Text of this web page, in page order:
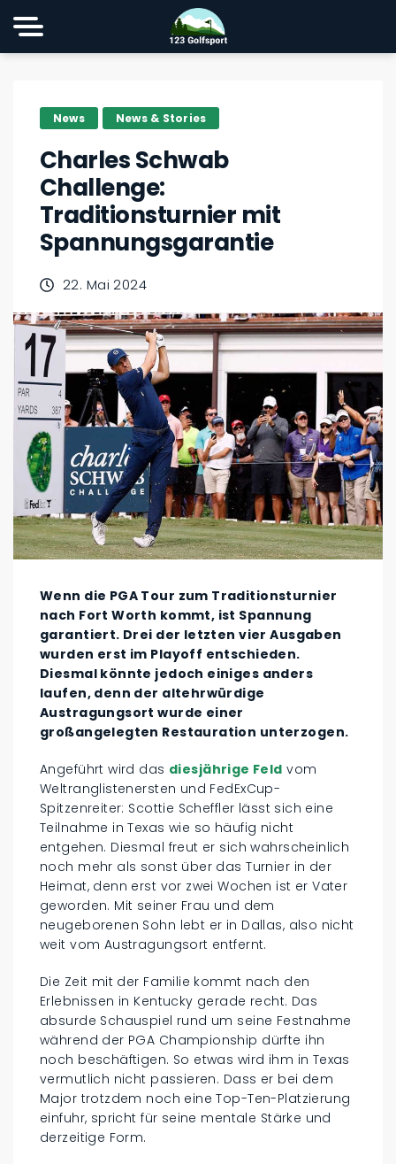
News News & Stories
Charles Schwab
Challenge:
Traditionsturnier mit
Spannungsgarantie
22. Mai 2024
Wenn die PGA Tour zum Traditionsturnier
nach Fort Worth kommt, ist Spannung
garantiert. Drei der letzten vier Ausgaben
wurden erst im Playoff entschieden.
Diesmal könnte jedoch einiges anders
laufen, denn der altehrwürdige
Austragungsort wurde einer
großangelegten Restauration unterzogen.
Angeführt wird das diesjährige Feld vom
Weltranglistenersten und FedExCup-
Spitzenreiter: Scottie Scheffler lässt sich eine
Teilnahme in Texas wie so häufig nicht
entgehen. Diesmal freut er sich wahrscheinlich
noch mehr als sonst über das Turnier in der
Heimat, denn erst vor zwei Wochen ist er Vater
geworden. Mit seiner Frau und dem
neugeborenen Sohn lebt er in Dallas, also nicht
weit vom Austragungsort entfernt.
Die Zeit mit der Familie kommt nach den
Erlebnissen in Kentucky gerade recht. Das
absurde Schauspiel rund um seine Festnahme
während der PGA Championship dürfte ihn
noch beschäftigen. So etwas wird ihm in Texas
vermutlich nicht passieren. Dass er bei dem
Major trotzdem noch eine Top-Ten-Platzierung
einfuhr, spricht für seine mentale Stärke und
derzeitige Form.